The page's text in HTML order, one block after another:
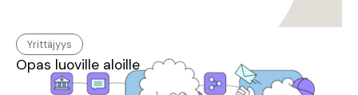
Yrittäjyys
Opas luoville aloille